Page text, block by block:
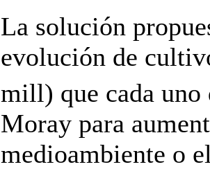
La solución
evolución de
mill) que cada
Moray para
medioambiente o